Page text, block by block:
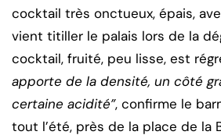
cocktail très onctueux, épais,
vient titiller le palais lors de la
cocktail, fruité, peu lisse, est
apporte de la densité, un côté
certaine acidité”, confirme le
tout l’été, près de la place de la